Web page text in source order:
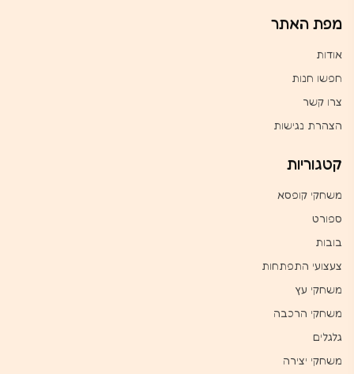
מפת האתר
אודות
חפשו חנות
צרו קשר
הצהרת נגישות
קטגוריות
משחקי קופסא
ספורט
בובות
צעצועי התפתחות
משחקי עץ
משחקי הרכבה
גלגלים
משחקי יצירה